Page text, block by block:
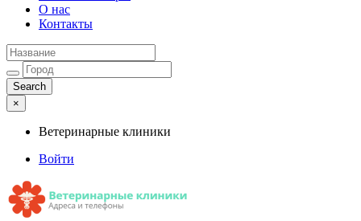
О нас
Контакты
×
Ветеринарные клиники
Войти